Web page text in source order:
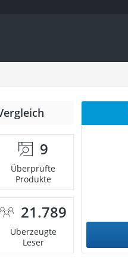
9
Überprüfte
Produkte
21.789
Überzeugte
Leser